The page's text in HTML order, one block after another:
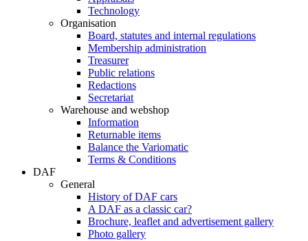
Technology
Organisation
Board, statutes and internal regulations
Membership administration
Treasurer
Public relations
Redactions
Secretariat
Warehouse and webshop
Information
Returnable items
Balance the Variomatic
Terms & Conditions
DAF
General
History of DAF cars
A DAF as a classic car?
Brochure, leaflet and advertisement gallery
Photo gallery